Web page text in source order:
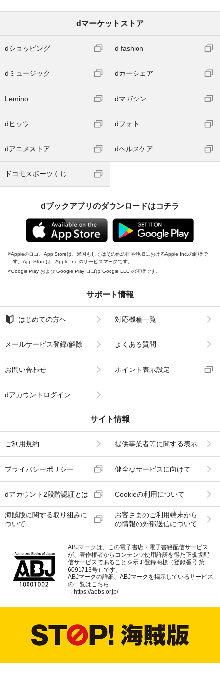
dマーケットストア
dショッピング d fashion
dミュージック dカーシェア
Lemino dマガジン
dヒッツ dフォト
dアニメストア dヘルスケア
ドコモスポーツくじ
dブックアプリのダウンロードはコチラ
Appleのロゴ、App Storeは、米国もしくはその他の国や地域におけるApple Inc.の商標で
す。App Storeは、Apple Inc.のサービスマークです。
Google Play および Google Play ロゴは Google LLC の商標です。
サポート情報
はじめての方へ 対応機種一覧
メールサービス登録/解除 よくある質問
お問い合わせ ポイント表示設定
dアカウントログイン
サイト情報
ご利用規約 提供事業者等に関する表示
プライバシーポリシー 健全なサービスに向けて
dアカウント2段階認証とは Cookieの利用について
海賊版に関する取り組みに
ついて
お客さまのご利用端末から
の情報の外部送信について
ABJマークは、この電子書店・電子書籍配信サービス
が、著作権者からコンテンツ使用許諾を得た正規版配
信サービスであることを示す登録商標（登録番号 第
6091713号）です。
ABJマークの詳細、ABJマークを掲示しているサービス
の一覧はこちら
→https://aebs.or.jp/